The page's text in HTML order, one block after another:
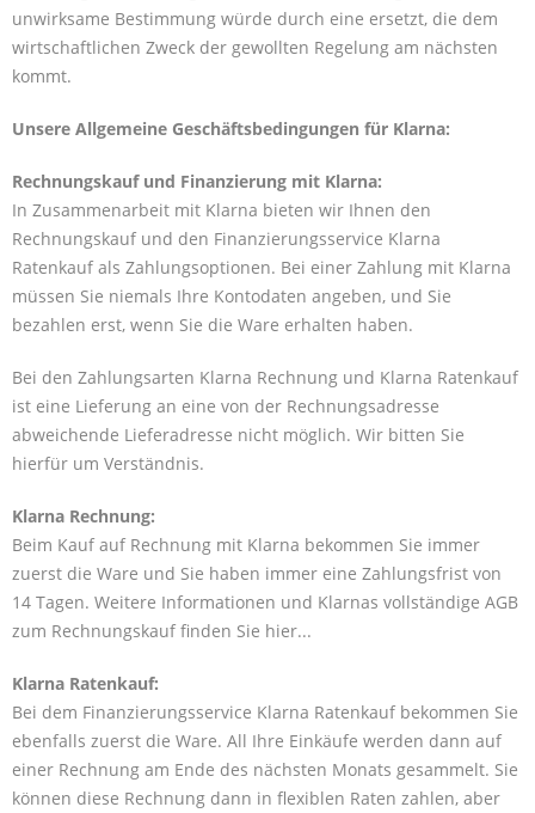
unwirksame Bestimmung würde durch eine ersetzt, die dem
wirtschaftlichen Zweck der gewollten Regelung am nächsten
kommt.
Unsere Allgemeine Geschäftsbedingungen für Klarna:
Rechnungskauf und Finanzierung mit Klarna:
In Zusammenarbeit mit Klarna bieten wir Ihnen den
Rechnungskauf und den Finanzierungsservice Klarna
Ratenkauf als Zahlungsoptionen. Bei einer Zahlung mit Klarna
müssen Sie niemals Ihre Kontodaten angeben, und Sie
bezahlen erst, wenn Sie die Ware erhalten haben.
Bei den Zahlungsarten Klarna Rechnung und Klarna Ratenkauf
ist eine Lieferung an eine von der Rechnungsadresse
abweichende Lieferadresse nicht möglich. Wir bitten Sie
hierfür um Verständnis.
Klarna Rechnung:
Beim Kauf auf Rechnung mit Klarna bekommen Sie immer
zuerst die Ware und Sie haben immer eine Zahlungsfrist von
14 Tagen. Weitere Informationen und Klarnas vollständige AGB
zum Rechnungskauf finden Sie hier...
Klarna Ratenkauf:
Bei dem Finanzierungsservice Klarna Ratenkauf bekommen Sie
ebenfalls zuerst die Ware. All Ihre Einkäufe werden dann auf
einer Rechnung am Ende des nächsten Monats gesammelt. Sie
können diese Rechnung dann in flexiblen Raten zahlen, aber